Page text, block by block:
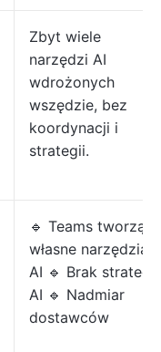
Zbyt wiele
narzędzi AI
wdrożonych
wszędzie, bez
koordynacji i
strategii.
🔹 Teams tworzące
własne narzędzia
AI 🔹 Brak strategii
AI 🔹 Nadmiar
dostawców